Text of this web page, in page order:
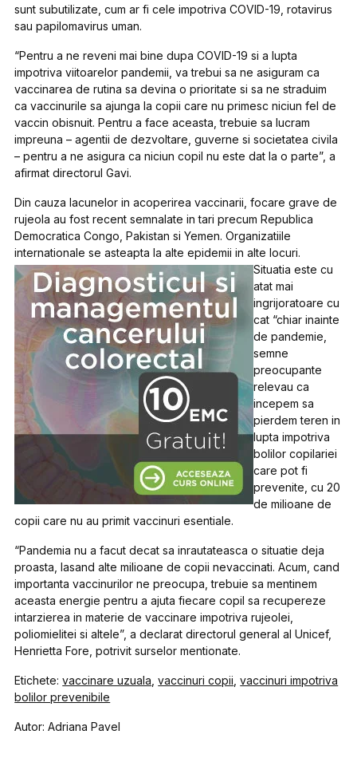
sunt subutilizate, cum ar fi cele impotriva COVID-19, rotavirus
sau papilomavirus uman.
“Pentru a ne reveni mai bine dupa COVID-19 si a lupta
impotriva viitoarelor pandemii, va trebui sa ne asiguram ca
vaccinarea de rutina sa devina o prioritate si sa ne straduim
ca vaccinurile sa ajunga la copii care nu primesc niciun fel de
vaccin obisnuit. Pentru a face aceasta, trebuie sa lucram
impreuna – agentii de dezvoltare, guverne si societatea civila
– pentru a ne asigura ca niciun copil nu este dat la o parte”, a
afirmat directorul Gavi.
Din cauza lacunelor in acoperirea vaccinarii, focare grave de
rujeola au fost recent semnalate in tari precum Republica
Democratica Congo, Pakistan si Yemen. Organizatiile
internationale se asteapta la alte epidemii in alte locuri.
Situatia este cu
atat mai
ingrijoratoare cu
cat “chiar inainte
de pandemie,
semne
preocupante
relevau ca
incepem sa
pierdem teren in
lupta impotriva
bolilor copilariei
care pot fi
prevenite, cu 20
de milioane de
copii care nu au primit vaccinuri esentiale.
“Pandemia nu a facut decat sa inrautateasca o situatie deja
proasta, lasand alte milioane de copii nevaccinati. Acum, cand
importanta vaccinurilor ne preocupa, trebuie sa mentinem
aceasta energie pentru a ajuta fiecare copil sa recupereze
intarzierea in materie de vaccinare impotriva rujeolei,
poliomielitei si altele”, a declarat directorul general al Unicef,
Henrietta Fore, potrivit surselor mentionate.
Etichete:vaccinare uzuala ,vaccinuri copii ,vaccinuri impotriva
bolilor prevenibile
Autor: Adriana Pavel